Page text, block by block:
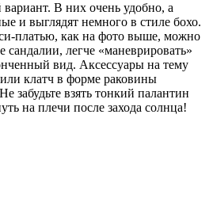
В них очень удобно, а
и выглядят немного в стиле бохо.
платью, как на фото выше, можно
сандалии, легче «маневрировать»
вид. Аксессуары на тему
клатч в форме раковины
забудьте взять тонкий палантин
на плечи после захода солнца!